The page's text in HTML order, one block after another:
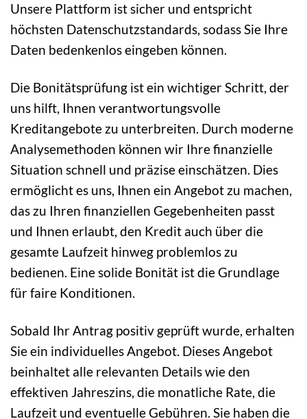
Unsere Plattform ist sicher und entspricht
höchsten Datenschutzstandards, sodass Sie Ihre
Daten bedenkenlos eingeben können.
Die Bonitätsprüfung ist ein wichtiger Schritt, der
uns hilft, Ihnen verantwortungsvolle
Kreditangebote zu unterbreiten. Durch moderne
Analysemethoden können wir Ihre finanzielle
Situation schnell und präzise einschätzen. Dies
ermöglicht es uns, Ihnen ein Angebot zu machen,
das zu Ihren finanziellen Gegebenheiten passt
und Ihnen erlaubt, den Kredit auch über die
gesamte Laufzeit hinweg problemlos zu
bedienen. Eine solide Bonität ist die Grundlage
für faire Konditionen.
Sobald Ihr Antrag positiv geprüft wurde, erhalten
Sie ein individuelles Angebot. Dieses Angebot
beinhaltet alle relevanten Details wie den
effektiven Jahreszins, die monatliche Rate, die
Laufzeit und eventuelle Gebühren. Sie haben die